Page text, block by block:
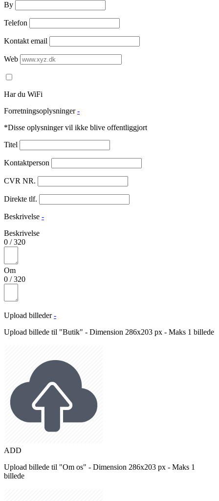
By
Telefon
Kontakt email
Web
Har du WiFi
Forretningsoplysninger -
*Disse oplysninger vil ikke blive offentliggjort
Titel
Kontaktperson
CVR NR.
Direkte tlf.
Beskrivelse -
Beskrivelse
0 /320
Om
0 /320
Upload billeder -
Upload billede til "Butik" - Dimension 286x203 px - Maks 1 billede
ADD
Upload billede til "Om os" - Dimension 286x203 px - Maks 1
billede